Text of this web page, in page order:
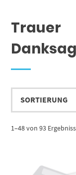
Trauer
1–48 von 93